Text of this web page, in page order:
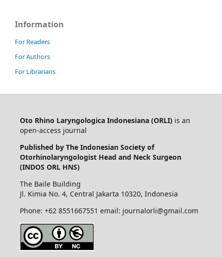
Information
For Readers
For Authors
For Librarians
Oto Rhino Laryngologica Indonesiana (ORLI) is an
open-access journal
Published by The Indonesian Society of
Otorhinolaryngologist Head and Neck Surgeon
(INDOS ORL HNS)
The Baile Building
Jl. Kimia No. 4, Central Jakarta 10320, Indonesia
Phone: +62 8551667551 email: journalorli@gmail.com